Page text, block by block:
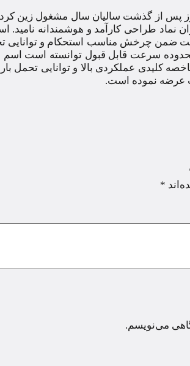
پس از گذشت سالیان سال مشغول زین
نماد طراحی کارآمد و هوشمندانه نامید.
ضمن چرخش مناسب استحکام و توانایی
سرعت قابل قبول توانسته است اسم
کلیدی عملکردی بالا و توانایی تحمل
عرضه نموده است.
*
می‌نویسم.